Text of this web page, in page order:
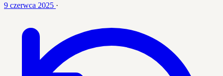
9 czerwca 2025 ·